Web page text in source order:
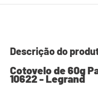
Descrição do
Cotovelo de 60g
10622 - Legrand